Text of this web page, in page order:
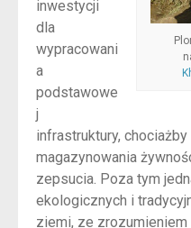
inwestycji
dla
wypracowani
a
podstawowe
j
infrastruktury,
magazynowania
zepsucia. Poza tym
ekologicznych i
ziemi, ze